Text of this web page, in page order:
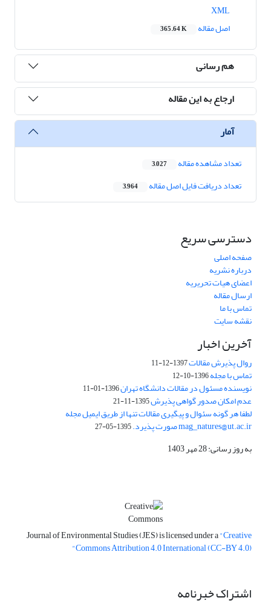
اصل مقاله
365.64 K
هم رسانی
ارجاع به این مقاله
آمار
تعداد مشاهده مقاله 3,027
تعداد دریافت فایل اصل مقاله 3,964
دسترسی سریع
صفحه اصلی
درباره نشریه
اعضای هیات تحریریه
ارسال مقاله
تماس با ما
نقشه سایت
آخرین اخبار
روال پذیرش مقالات1397-12-11
تماس با مجله1396-10-12
نویسنده مسئول در مقالات دانشگاه تهران1396-01-11
عدم امکان صدور گواهی پذیرش1395-11-21
لطفا هر گونه سئوال و پیگیری مقالات تنها از طریق ایمیل مجله
mag_natures@ut.ac.ir صورت پذیرد. 1395-05-27
به روز رسانی: 28 مهر 1403
Journal of Environmental Studies (JES) is licensed under a"Creative
Commons Attribution 4.0 International (CC-BY 4.0)"
اشتراک خبرنامه